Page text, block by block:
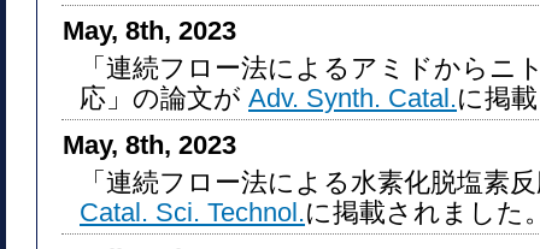
May, 8th, 2023
「連続フロー法によるアミドからニ
応」の論文が Adv. Synth. Catal.に掲
May, 8th, 2023
「連続フロー法による水素化脱塩素
Catal. Sci. Technol.に掲載されました